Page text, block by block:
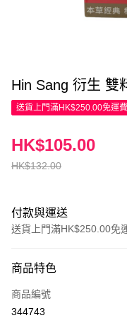
Hin Sang 衍生 雙
送貨上門滿HK$250.00免運費
HK$132.00
HK$105.00
付款與運送
送貨上門滿HK$250.00免
信用卡
Apple Pay
商品特色
商品編號
344743